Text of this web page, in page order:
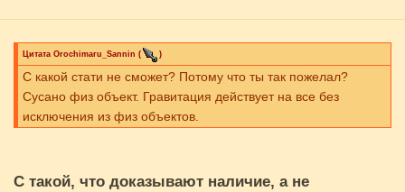
Цитата Orochimaru_Sannin ( )
С какой стати не сможет? Потому что ты так пожелал?
Сусано физ объект. Гравитация действует на все без
исключения из физ объектов.
С такой, что доказывают наличие, а не